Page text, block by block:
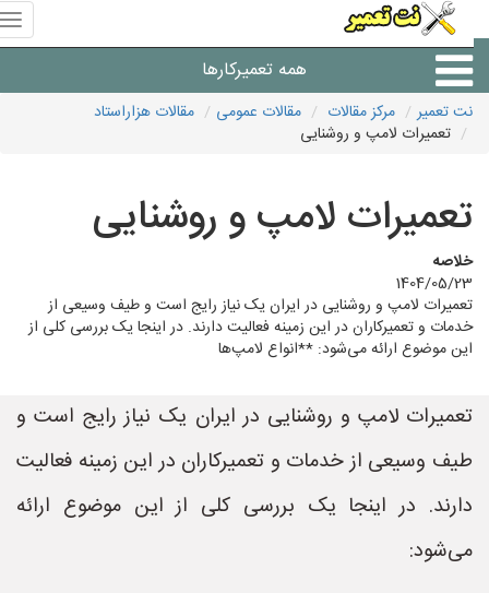
همه تعمیرکارها
شرکت های تعمیرات لوازم
نت تعمیر مرکز مقالات مقالات عمومی
مقالات هزاراستاد
تعمیرات لامپ و روشنایی
تعمیرات لامپ و روشنایی
خلاصه
1404/05/23
تعمیرات لامپ و روشنایی در ایران یک نیاز رایج است و طیف وسیعی از
خدمات و تعمیرکاران در این زمینه فعالیت دارند. در اینجا یک بررسی کلی از
این موضوع ارائه می‌شود: **انواع لامپ‌ها
تعمیرات لامپ و روشنایی در ایران یک نیاز رایج است و
طیف وسیعی از خدمات و تعمیرکاران در این زمینه فعالیت
دارند. در اینجا یک بررسی کلی از این موضوع ارائه
می‌شود: